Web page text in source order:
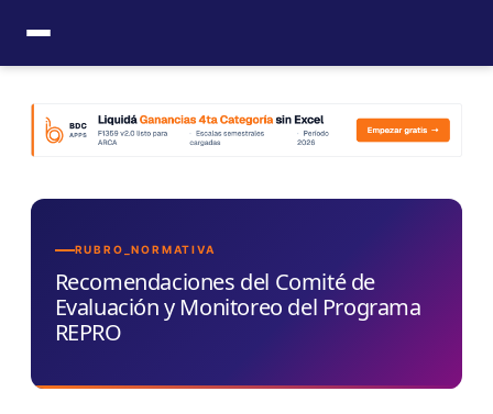
contenido
RUBRO_NORMATIVA
Recomendaciones del Comité de
Evaluación y Monitoreo del Programa
REPRO